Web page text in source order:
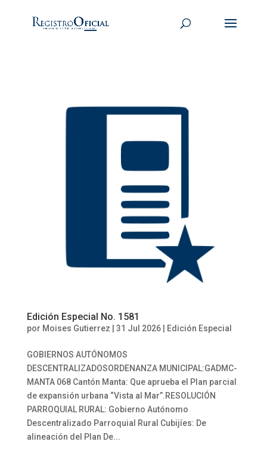
Edición Especial No. 1581
por Moises Gutierrez 31 Jul 2026| Edición Especial
GOBIERNOS AUTÓNOMOS
DESCENTRALIZADOSORDENANZA MUNICIPAL:GADMC-
MANTA 068 Cantón Manta: Que aprueba el Plan parcial
de expansión urbana “Vista al Mar”.RESOLUCIÓN
PARROQUIAL RURAL: Gobierno Autónomo
Descentralizado Parroquial Rural Cubijíes: De
alineación del Plan De...